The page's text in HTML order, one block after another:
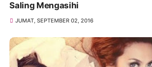
Saling Mengasihi
JUMAT, SEPTEMBER 02, 2016